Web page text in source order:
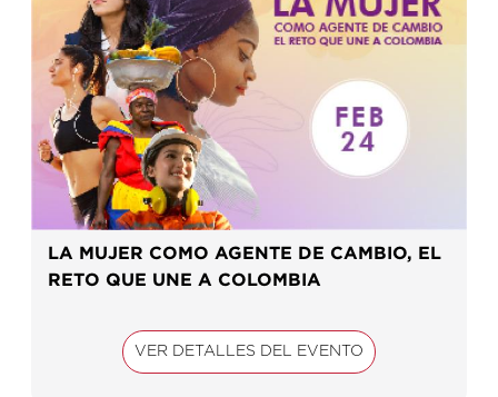
LA MUJER COMO AGENTE DE CAMBIO, EL
RETO QUE UNE A COLOMBIA
VER DETALLES DEL EVENTO